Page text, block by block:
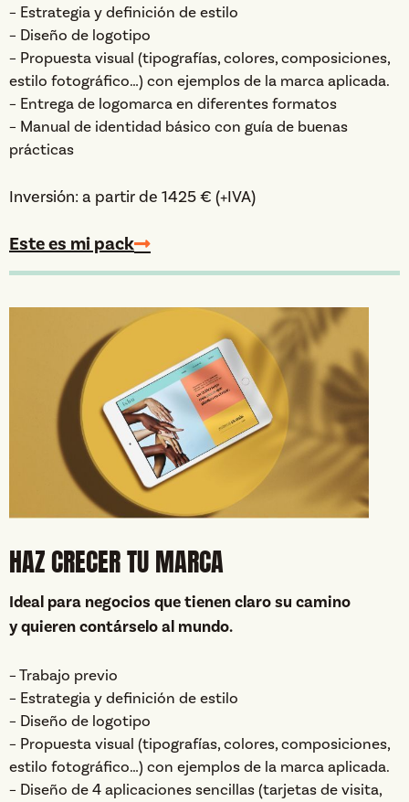
– Estrategia y definición de estilo
– Diseño de logotipo
– Propuesta visual (tipografías, colores, composiciones,
estilo fotográfico…) con ejemplos de la marca aplicada.
– Entrega de logomarca en diferentes formatos
– Manual de identidad básico con guía de buenas
prácticas
Inversión: a partir de 1425 € (+IVA)
Este es mi pack
HAZ CRECER TU MARCA
Ideal para negocios que tienen claro su camino
y quieren contárselo al mundo.
– Trabajo previo
– Estrategia y definición de estilo
– Diseño de logotipo
– Propuesta visual (tipografías, colores, composiciones,
estilo fotográfico…) con ejemplos de la marca aplicada.
– Diseño de 4 aplicaciones sencillas (tarjetas de visita,